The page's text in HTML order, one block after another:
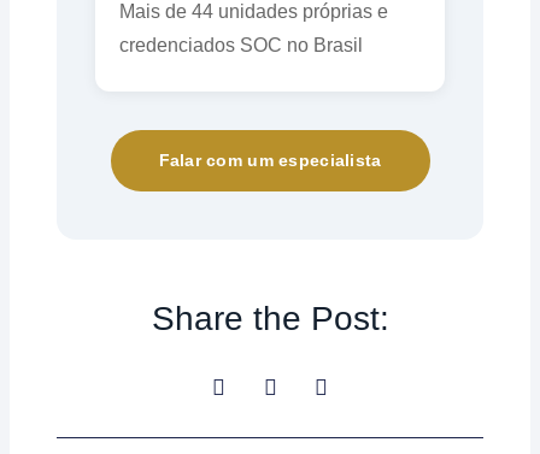
Mais de 44 unidades próprias e
credenciados SOC no Brasil
Falar com um especialista
Share the Post: